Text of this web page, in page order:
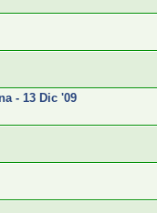
- 13 Dic '09